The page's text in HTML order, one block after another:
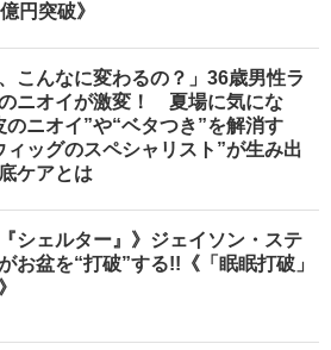
円突破》
、こんなに変わるの？」36歳男性ラ
ニオイが激変！ 夏場に気にな
のニオイ”や“ベタつき”を解消す
ィッグのスペシャリスト”が生み出
ケアとは
『シェルター』》ジェイソン・ステ
お盆を“打破”する!!《「眠眠打破」